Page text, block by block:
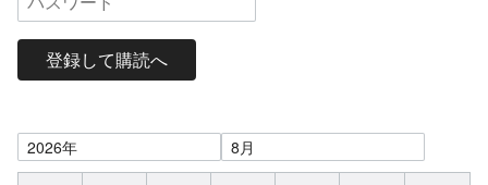
登録して購読へ